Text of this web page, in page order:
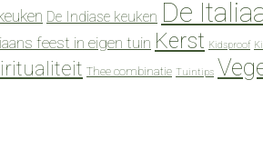
De Indiase keuken De
feest in eigen tuin Kerst Kidsproof
Thee combinatie Tuintips